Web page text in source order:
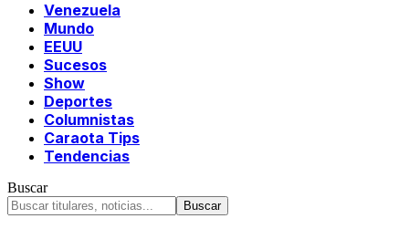
Venezuela
Mundo
EEUU
Sucesos
Show
Deportes
Columnistas
Caraota Tips
Tendencias
Buscar